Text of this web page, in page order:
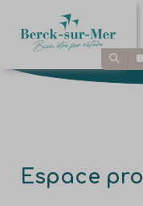
Espace pro